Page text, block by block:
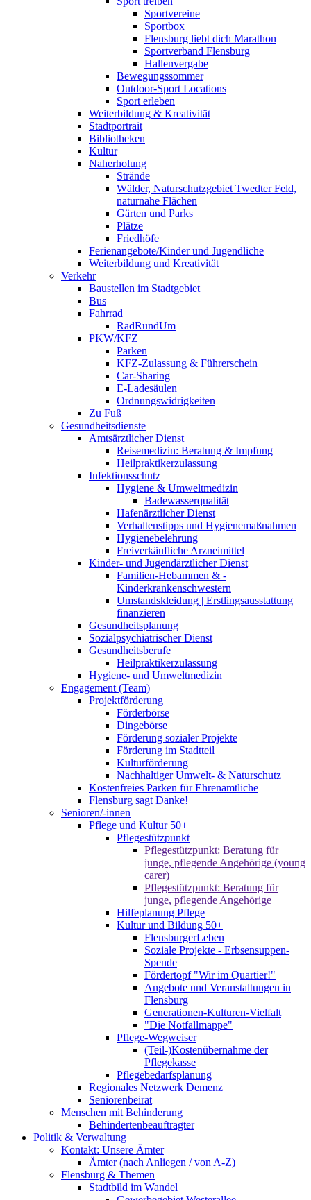
Sportvereine
Sportbox
Flensburg liebt dich Marathon
Sportverband Flensburg
Hallenvergabe
Bewegungssommer
Outdoor-Sport Locations
Sport erleben
Weiterbildung & Kreativität
Stadtportrait
Bibliotheken
Kultur
Naherholung
Strände
Wälder, Naturschutzgebiet Twedter Feld,
naturnahe Flächen
Gärten und Parks
Plätze
Friedhöfe
Ferienangebote/Kinder und Jugendliche
Weiterbildung und Kreativität
Verkehr
Baustellen im Stadtgebiet
Bus
Fahrrad
RadRundUm
PKW/KFZ
Parken
KFZ-Zulassung & Führerschein
Car-Sharing
E-Ladesäulen
Ordnungswidrigkeiten
Zu Fuß
Gesundheitsdienste
Amtsärztlicher Dienst
Reisemedizin: Beratung & Impfung
Heilpraktikerzulassung
Infektionsschutz
Hygiene & Umweltmedizin
Badewasserqualität
Hafenärztlicher Dienst
Verhaltenstipps und Hygienemaßnahmen
Hygienebelehrung
Freiverkäufliche Arzneimittel
Kinder- und Jugendärztlicher Dienst
Familien-Hebammen & -
Kinderkrankenschwestern
Umstandskleidung | Erstlingsausstattung
finanzieren
Gesundheitsplanung
Sozialpsychiatrischer Dienst
Gesundheitsberufe
Heilpraktikerzulassung
Hygiene- und Umweltmedizin
Engagement (Team)
Projektförderung
Förderbörse
Dingebörse
Förderung sozialer Projekte
Förderung im Stadtteil
Kulturförderung
Nachhaltiger Umwelt- & Naturschutz
Kostenfreies Parken für Ehrenamtliche
Flensburg sagt Danke!
Senioren/-innen
Pflege und Kultur 50+
Pflegestützpunkt
Pflegestützpunkt: Beratung für
junge, pflegende Angehörige (young
carer)
Pflegestützpunkt: Beratung für
junge, pflegende Angehörige
Hilfeplanung Pflege
Kultur und Bildung 50+
FlensburgerLeben
Soziale Projekte - Erbsensuppen-
Spende
Fördertopf "Wir im Quartier!"
Angebote und Veranstaltungen in
Flensburg
Generationen-Kulturen-Vielfalt
"Die Notfallmappe"
Pflege-Wegweiser
(Teil-)Kostenübernahme der
Pflegekasse
Pflegebedarfsplanung
Regionales Netzwerk Demenz
Seniorenbeirat
Menschen mit Behinderung
Behindertenbeauftragter
Politik & Verwaltung
Kontakt: Unsere Ämter
Ämter (nach Anliegen / von A-Z)
Flensburg & Themen
Stadtbild im Wandel